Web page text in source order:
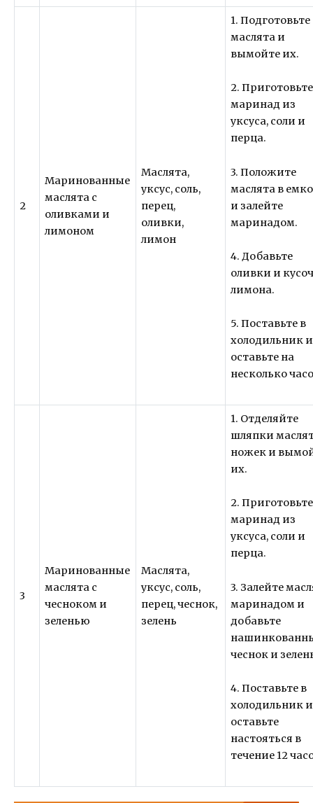
2
Маринованные
маслята с
оливками и
лимоном
Маслята,
уксус, соль,
перец,
оливки,
лимон
1. Подготовьте
маслята и
вымойте их.
2. Приготовьте
маринад из
уксуса, соли и
перца.
3. Положите
маслята в
и залейте
маринадом.
4. Добавьте
оливки и
лимона.
5. Поставьте в
холодильник и
оставьте на
несколько
3
Маринованные
маслята с
чесноком и
зеленью
Маслята,
уксус, соль,
перец, чеснок,
зелень
1. Отделяйте
шляпки
ножек и
их.
2. Приготовьте
маринад из
уксуса, соли и
перца.
3. Залейте
маринадом и
добавьте
чеснок и
4. Поставьте в
холодильник и
оставьте
настояться в
течение 12